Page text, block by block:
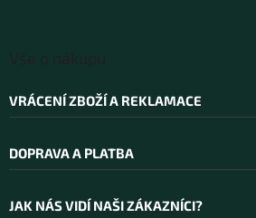
VRÁCENÍ ZBOŽÍ A REKLAMACE
DOPRAVA A PLATBA
JAK NÁS VIDÍ NAŠI ZÁKAZNÍCI?